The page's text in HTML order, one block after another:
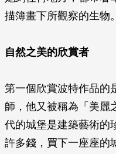
描簿畫下所觀察的生物。
自然之美的欣賞者
第一個欣賞波特作品的
師，他又被稱為「美麗
代的城堡是建築藝術的
許多錢，買下一座座的